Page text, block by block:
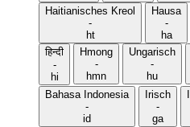
Haitianisches Kreol
-
ht
Hausa
-
ha
हिन्दी
-
hi
Hmong
-
hmn
Ungarisch
-
hu
Bahasa Indonesia
-
id
Irisch
-
ga